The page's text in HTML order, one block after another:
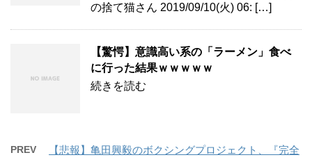
の捨て猫さん 2019/09/10(火) 06: […]
【驚愕】意識高い系の「ラーメン」食べ
に行った結果ｗｗｗｗｗ
続きを読む
PREV
【悲報】亀田興毅のボクシングプロジェクト、『完全